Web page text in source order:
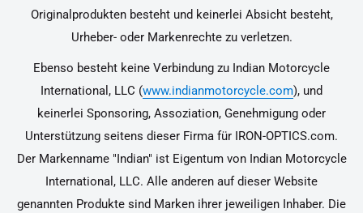
Originalprodukten besteht und keinerlei Absicht besteht,
Urheber- oder Markenrechte zu verletzen.
Ebenso besteht keine Verbindung zu Indian Motorcycle
International, LLC (www.indianmotorcycle.com), und
keinerlei Sponsoring, Assoziation, Genehmigung oder
Unterstützung seitens dieser Firma für IRON-OPTICS.com.
Der Markenname "Indian" ist Eigentum von Indian Motorcycle
International, LLC. Alle anderen auf dieser Website
genannten Produkte sind Marken ihrer jeweiligen Inhaber. Die